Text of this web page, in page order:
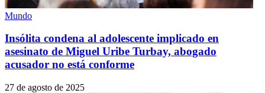
Mundo
Insólita condena al adolescente implicado en
asesinato de Miguel Uribe Turbay, abogado
acusador no está conforme
27 de agosto de 2025